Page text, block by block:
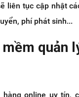
liên tục cập nhật
phí phát sinh...
quản
online uy tín,